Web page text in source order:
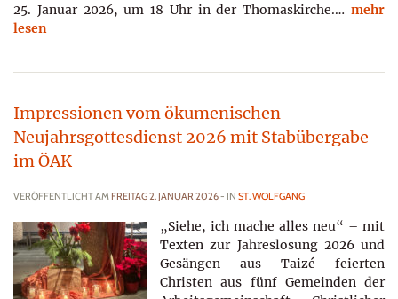
25. Januar 2026, um 18 Uhr in der Thomaskirche.… mehr
lesen
Impressionen vom ökumenischen
Neujahrsgottesdienst 2026 mit Stabübergabe
im ÖAK
VERÖFFENTLICHT AM FREITAG 2. JANUAR 2026- IN ST. WOLFGANG
„Siehe, ich mache alles neu“ – mit
Texten zur Jahreslosung 2026 und
Gesängen aus Taizé feierten
Christen aus fünf Gemeinden der